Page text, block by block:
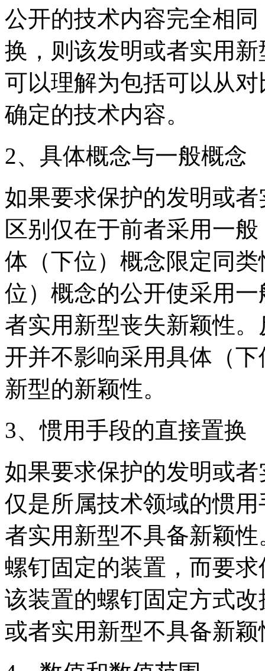
公开的技术内容完全相
换，则该发明或者实用
可以理解为包括可以从
确定的技术内容。
2、具体概念与一般概念
如果要求保护的发明或
区别仅在于前者采用一
体（下位）概念限定同
位）概念的公开使采用
者实用新型丧失新颖性
开并不影响采用具体（
新型的新颖性。
3、惯用手段的直接置换
如果要求保护的发明或
仅是所属技术领域的惯
者实用新型不具备新颖
螺钉固定的装置，而要
该装置的螺钉固定方式
或者实用新型不具备新颖